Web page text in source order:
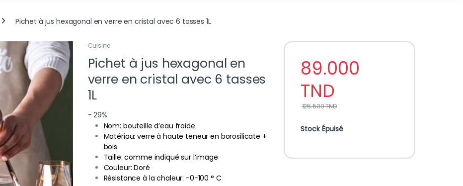
Pichet à jus hexagonal en verre en cristal avec 6 tasses 1L
Cuisine
Pichet à jus hexagonal en
verre en cristal avec 6 tasses
1L
- 29%
Nom: bouteille d’eau froide
Matériau: verre à haute teneur en borosilicate +
bois
Taille: comme indiqué sur l’image
Couleur: Doré
Résistance à la chaleur: -0-100 ° C
89.000
TND
125.500TND
Stock Épuisé